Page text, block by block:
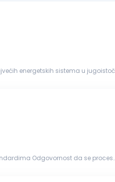
Odgovornost da se proces